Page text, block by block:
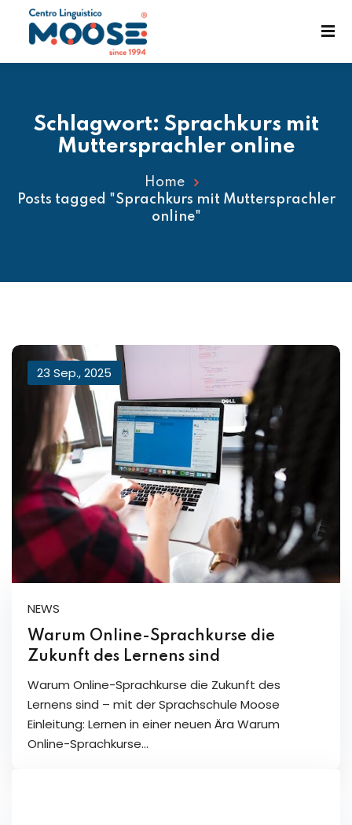
Schlagwort: Sprachkurs mit
Muttersprachler online
Home
Posts tagged "Sprachkurs mit Muttersprachler
online"
23 Sep., 2025
NEWS
Warum Online-Sprachkurse die
Zukunft des Lernens sind
Warum Online-Sprachkurse die Zukunft des
Lernens sind – mit der Sprachschule Moose
Einleitung: Lernen in einer neuen Ära Warum
Online-Sprachkurse…